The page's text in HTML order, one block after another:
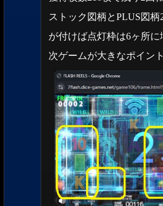
ストック図柄とPLUS図
が付けば点灯枠は6ヶ所に
次ゲームが大きなポイン